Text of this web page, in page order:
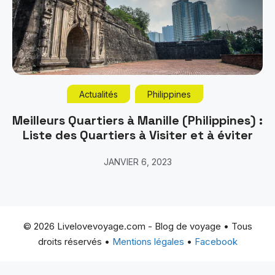
Actualités Philippines
Meilleurs Quartiers à Manille (Philippines) :
Liste des Quartiers à Visiter et à éviter
JANVIER 6, 2023
© 2026 Livelovevoyage.com - Blog de voyage • Tous
droits réservés • Mentions légales • Facebook